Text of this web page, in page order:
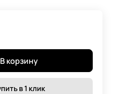
В корзину
в 1 клик